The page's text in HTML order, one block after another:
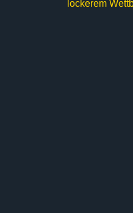
lockerem